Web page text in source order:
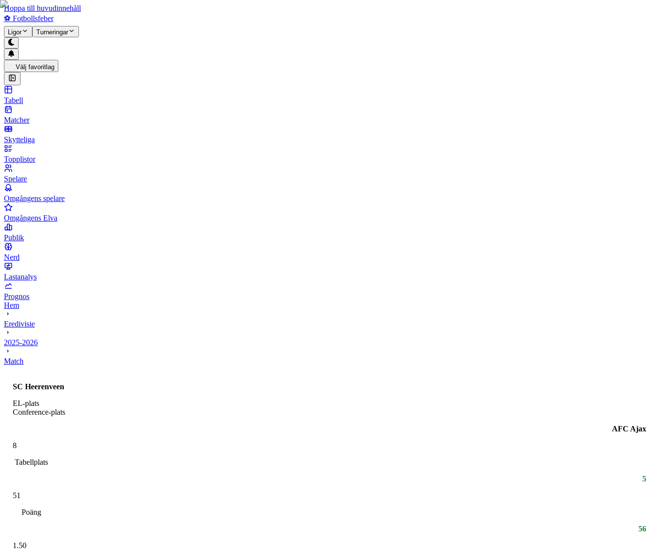
Hoppa till huvudinnehåll
⚽ Fotbollsfeber
Ligor Turneringar
Välj favoritlag
Tabell
Matcher
Skytteliga
Topplistor
Spelare
Omgångens spelare
Omgångens Elva
Publik
Nerd
Lastanalys
Prognos
Hem
Eredivisie
2025-2026
Match
SC Heerenveen
EL-plats
Conference-plats
AFC Ajax
8
Tabellplats
5
51
Poäng
56
1.50